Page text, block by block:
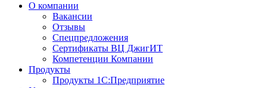
О компании
Вакансии
Отзывы
Спецпредложения
Сертификаты ВЦ ДжигИТ
Компетенции Компании
Продукты
Продукты 1С:Предприятие